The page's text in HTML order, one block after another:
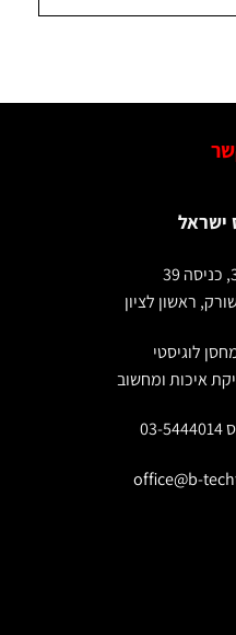
ישראל
ראשון לציון
לוגיסטי
office@b-